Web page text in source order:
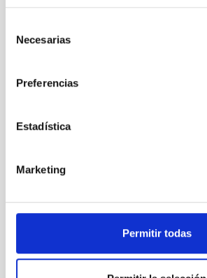
Necesarias
Preferencias
Estadística
Marketing
Permitir todas